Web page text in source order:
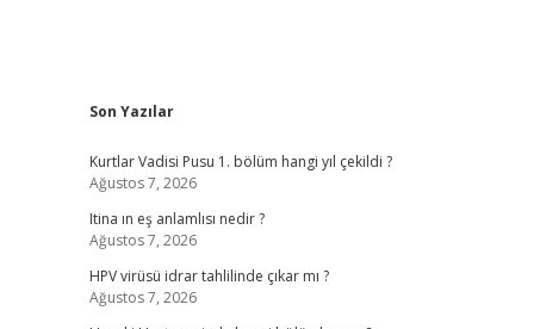
Sidebar
Son Yazılar
Kurtlar Vadisi Pusu 1. bölüm hangi yıl çekildi ?
Ağustos 7, 2026
Itina ın eş anlamlısı nedir ?
Ağustos 7, 2026
HPV virüsü idrar tahlilinde çıkar mı ?
Ağustos 7, 2026